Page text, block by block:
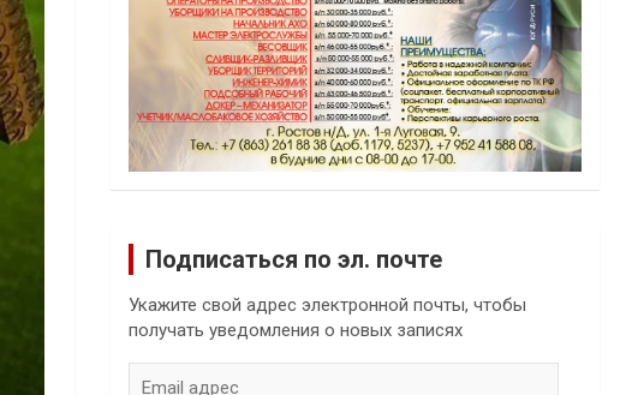
Подписаться по эл. почте
Укажите свой адрес электронной почты, чтобы
получать уведомления о новых записях